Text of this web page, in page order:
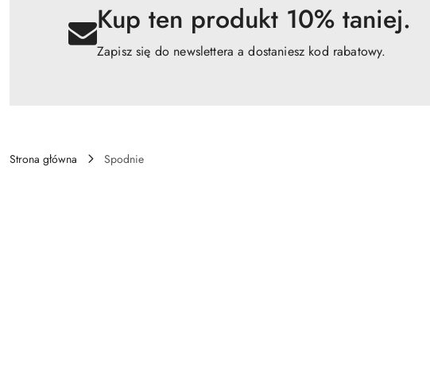
Kup ten produkt 10% taniej.
Zapisz się do newslettera a dostaniesz kod rabatowy.
Strona główna
Spodnie